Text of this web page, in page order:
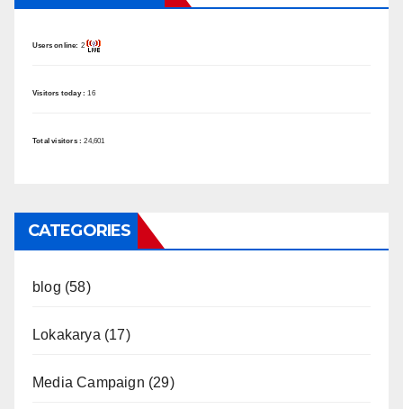
Users online: 2
Visitors today :16
Total visitors :24,601
CATEGORIES
blog (58)
Lokakarya (17)
Media Campaign (29)